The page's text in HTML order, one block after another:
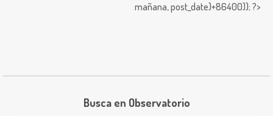
mañana,post_date)+86400)); ?>
Busca en Observatorio